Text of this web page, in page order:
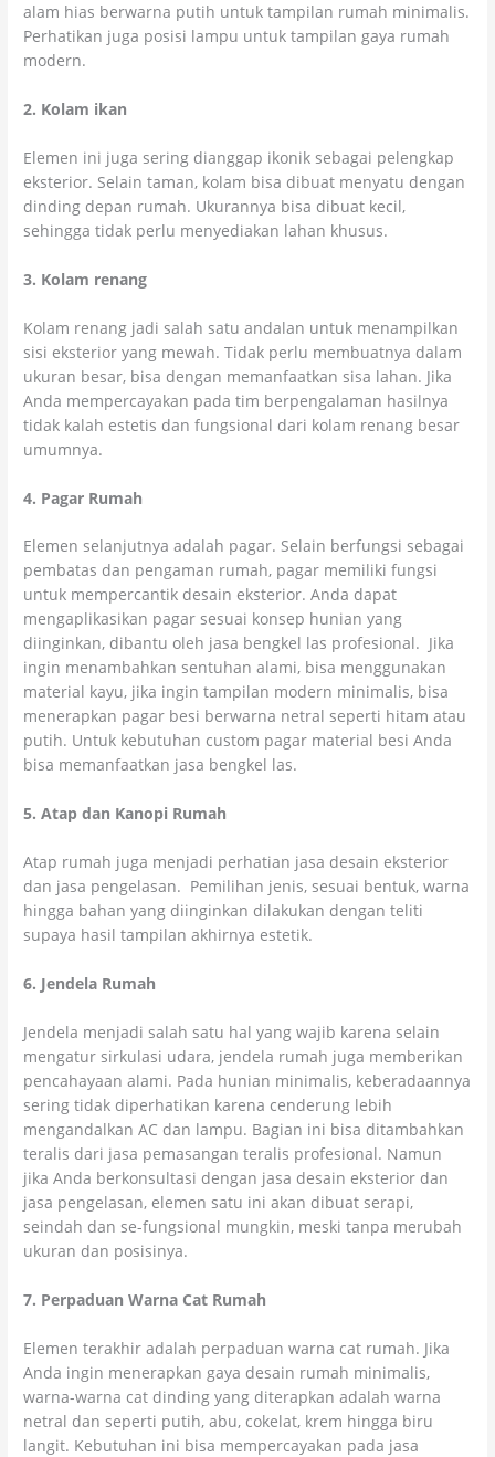
alam hias berwarna putih untuk tampilan rumah minimalis.
Perhatikan juga posisi lampu untuk tampilan gaya rumah
modern.
2. Kolam ikan
Elemen ini juga sering dianggap ikonik sebagai pelengkap
eksterior. Selain taman, kolam bisa dibuat menyatu dengan
dinding depan rumah. Ukurannya bisa dibuat kecil,
sehingga tidak perlu menyediakan lahan khusus.
3. Kolam renang
Kolam renang jadi salah satu andalan untuk menampilkan
sisi eksterior yang mewah. Tidak perlu membuatnya dalam
ukuran besar, bisa dengan memanfaatkan sisa lahan. Jika
Anda mempercayakan pada tim berpengalaman hasilnya
tidak kalah estetis dan fungsional dari kolam renang besar
umumnya.
4. Pagar Rumah
Elemen selanjutnya adalah pagar. Selain berfungsi sebagai
pembatas dan pengaman rumah, pagar memiliki fungsi
untuk mempercantik desain eksterior. Anda dapat
mengaplikasikan pagar sesuai konsep hunian yang
diinginkan, dibantu oleh jasa bengkel las profesional. Jika
ingin menambahkan sentuhan alami, bisa menggunakan
material kayu, jika ingin tampilan modern minimalis, bisa
menerapkan pagar besi berwarna netral seperti hitam atau
putih. Untuk kebutuhan custom pagar material besi Anda
bisa memanfaatkan jasa bengkel las.
5. Atap dan Kanopi Rumah
Atap rumah juga menjadi perhatian jasa desain eksterior
dan jasa pengelasan. Pemilihan jenis, sesuai bentuk, warna
hingga bahan yang diinginkan dilakukan dengan teliti
supaya hasil tampilan akhirnya estetik.
6. Jendela Rumah
Jendela menjadi salah satu hal yang wajib karena selain
mengatur sirkulasi udara, jendela rumah juga memberikan
pencahayaan alami. Pada hunian minimalis, keberadaannya
sering tidak diperhatikan karena cenderung lebih
mengandalkan AC dan lampu. Bagian ini bisa ditambahkan
teralis dari jasa pemasangan teralis profesional. Namun
jika Anda berkonsultasi dengan jasa desain eksterior dan
jasa pengelasan, elemen satu ini akan dibuat serapi,
seindah dan se-fungsional mungkin, meski tanpa merubah
ukuran dan posisinya.
7. Perpaduan Warna Cat Rumah
Elemen terakhir adalah perpaduan warna cat rumah. Jika
Anda ingin menerapkan gaya desain rumah minimalis,
warna-warna cat dinding yang diterapkan adalah warna
netral dan seperti putih, abu, cokelat, krem hingga biru
langit. Kebutuhan ini bisa mempercayakan pada jasa